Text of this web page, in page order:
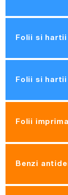
Folii si hartii
Folii si
Folii
Benzi